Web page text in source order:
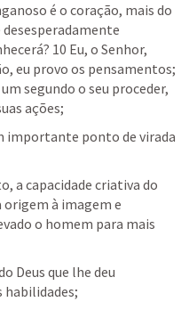
é o coração, mais do
desesperadamente
10 Eu, o Senhor,
eu provo os pensamentos;
segundo o seu proceder,
ações;
importante ponto de virada
a capacidade criativa do
origem à imagem e
o homem para mais
Deus que lhe deu